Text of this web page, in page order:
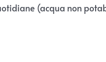
(acqua non